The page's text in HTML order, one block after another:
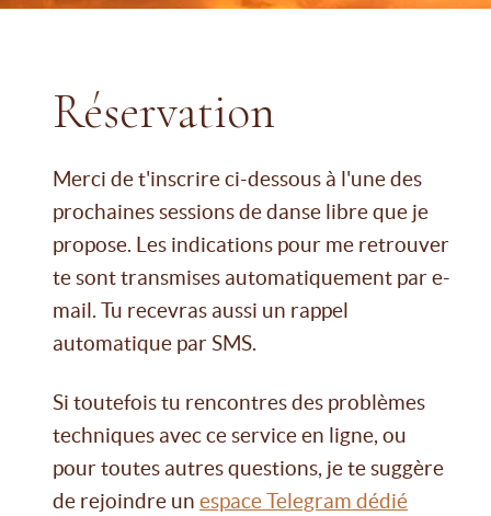
Réservation
Merci de t'inscrire ci-dessous à l'une des
prochaines sessions de danse libre que je
propose. Les indications pour me retrouver
te sont transmises automatiquement par e-
mail. Tu recevras aussi un rappel
automatique par SMS.
Si toutefois tu rencontres des problèmes
techniques avec ce service en ligne, ou
pour toutes autres questions, je te suggère
de rejoindre un espace Telegram dédié